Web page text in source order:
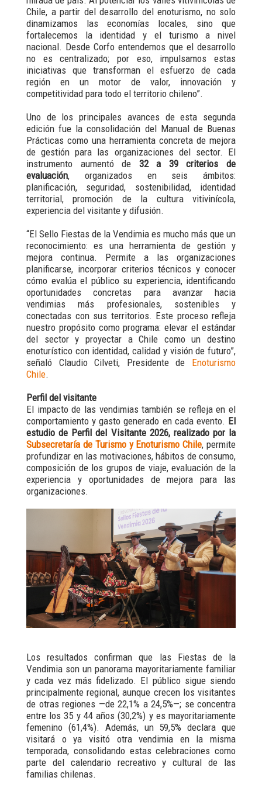
Chile, a partir del desarrollo del enoturismo, no solo
dinamizamos las economías locales, sino que
fortalecemos la identidad y el turismo a nivel
nacional. Desde Corfo entendemos que el desarrollo
no es centralizado; por eso, impulsamos estas
iniciativas que transforman el esfuerzo de cada
región en un motor de valor, innovación y
competitividad para todo el territorio chileno”.
Uno de los principales avances de esta segunda
edición fue la consolidación del Manual de Buenas
Prácticas como una herramienta concreta de mejora
de gestión para las organizaciones del sector. El
instrumento aumentó de 32 a 39 criterios de
evaluación, organizados en seis ámbitos:
planificación, seguridad, sostenibilidad, identidad
territorial, promoción de la cultura vitivinícola,
experiencia del visitante y difusión.
“El Sello Fiestas de la Vendimia es mucho más que un
reconocimiento: es una herramienta de gestión y
mejora continua. Permite a las organizaciones
planificarse, incorporar criterios técnicos y conocer
cómo evalúa el público su experiencia, identificando
oportunidades concretas para avanzar hacia
vendimias más profesionales, sostenibles y
conectadas con sus territorios. Este proceso refleja
nuestro propósito como programa: elevar el estándar
del sector y proyectar a Chile como un destino
enoturístico con identidad, calidad y visión de futuro”,
señaló Claudio Cilveti, Presidente de Enoturismo
Chile.
Perfil del visitante
El impacto de las vendimias también se refleja en el
comportamiento y gasto generado en cada evento. El
estudio de Perfil del Visitante 2026, realizado por la
Subsecretaría de Turismo y Enoturismo Chile, permite
profundizar en las motivaciones, hábitos de consumo,
composición de los grupos de viaje, evaluación de la
experiencia y oportunidades de mejora para las
organizaciones.
Los resultados confirman que las Fiestas de la
Vendimia son un panorama mayoritariamente familiar
y cada vez más fidelizado. El público sigue siendo
principalmente regional, aunque crecen los visitantes
de otras regiones —de 22,1% a 24,5%—; se concentra
entre los 35 y 44 años (30,2%) y es mayoritariamente
femenino (61,4%). Además, un 59,5% declara que
visitará o ya visitó otra vendimia en la misma
temporada, consolidando estas celebraciones como
parte del calendario recreativo y cultural de las
familias chilenas.